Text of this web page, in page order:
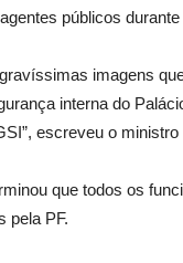
públicos durante
imagens
interna do
escreveu o ministro
que todos os
pela PF.